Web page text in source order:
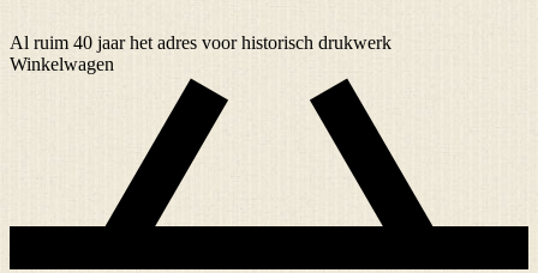
Al ruim 40 jaarhet adres voor historisch drukwerk
Winkelwagen